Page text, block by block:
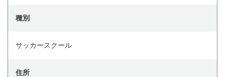
種別
サッカースクール
住所